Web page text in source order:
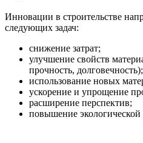
Инновации в строительстве
следующих задач:
снижение затрат;
улучшение свойств
прочность, долговечность);
использование новых
ускорение и упрощение
расширение перспектив;
повышение экологической